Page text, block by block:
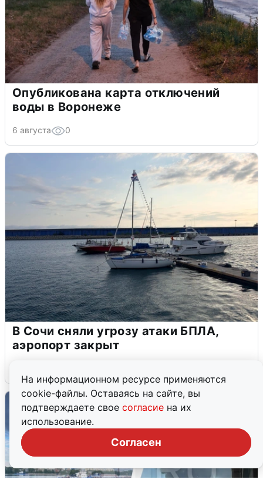
На информационном ресурсе применяются
cookie-файлы. Оставаясь на сайте, вы
подтверждаете свое согласие на их
использование.
Согласен
Опубликована карта отключений
воды в Воронеже
6 августа 0
В Сочи сняли угрозу атаки БПЛА,
аэропорт закрыт